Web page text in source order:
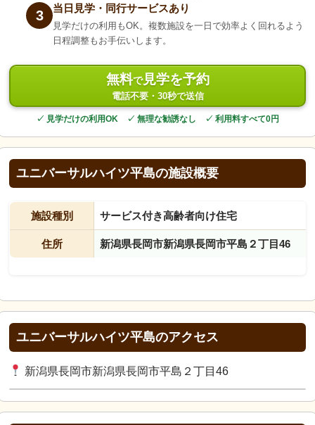
3 当日見学・同行サービスあり
見学だけの利用もOK。複数施設を一日で効率よく回れるよう
日程調整もお手伝いします。
無料で見学を予約
電話不要・30秒で送信
✓ 見学だけの利用OK ✓ 無理な勧誘なし ✓ 利用料すべて0円
ユニバーサルハイツ平島の施設概要
施設種別 サービス付き高齢者向け住宅
住所 新潟県長岡市新潟県長岡市平島２丁目46
ユニバーサルハイツ平島のアクセス
新潟県長岡市新潟県長岡市平島２丁目46